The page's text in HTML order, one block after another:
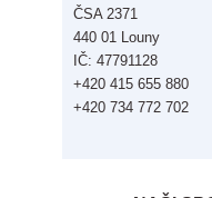
ČSA 2371
440 01 Louny
IČ: 47791128
+420 415 655 880
+420 734 772 702